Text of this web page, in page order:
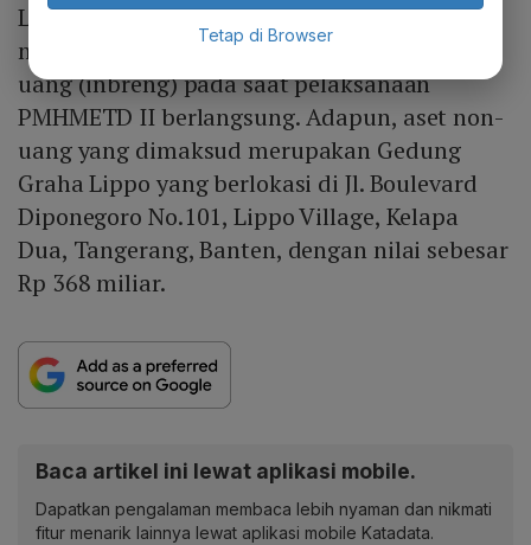
LPLI merupakan pembeli siaga yang akan
melakukan penyetoran dalam bentuk selain
uang (inbreng) pada saat pelaksanaan
PMHMETD II berlangsung. Adapun, aset non-
uang yang dimaksud merupakan Gedung
Graha Lippo yang berlokasi di Jl. Boulevard
Diponegoro No.101, Lippo Village, Kelapa
Dua, Tangerang, Banten, dengan nilai sebesar
Rp 368 miliar.
Baca artikel ini lewat aplikasi mobile.
Dapatkan pengalaman membaca lebih nyaman dan nikmati
fitur menarik lainnya lewat aplikasi mobile Katadata.
Tetap di Browser